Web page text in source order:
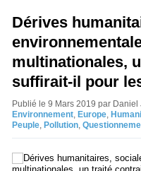
Dérives
multinationales,
suffirait-il pour
Publié le 9 Mars 2019 par
Environnement, Europe,
Peuple, Pollution,